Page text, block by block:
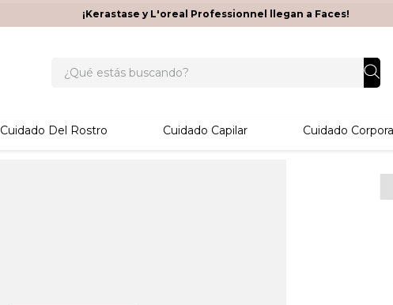
¡Kerastase y L'oreal Professionnel llegan a Faces!
Cuidado Del Rostro Cuidado Capilar Cuidado